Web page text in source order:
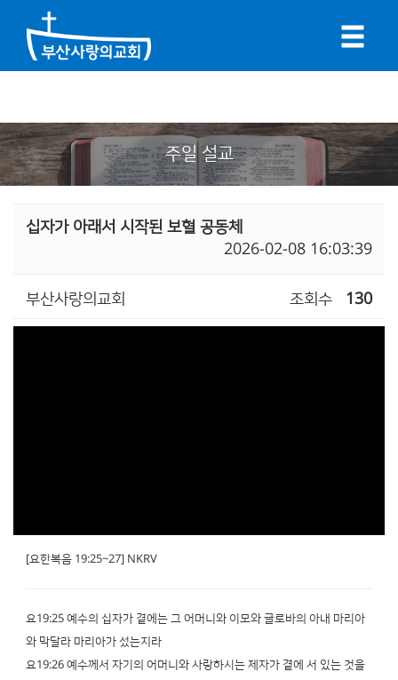
주일 설교
십자가 아래서 시작된 보혈 공동체
2026-02-08 16:03:39
부산사랑의교회 조회수 130
[요한복음 19:25~27] NKRV
요19:25 예수의 십자가 곁에는 그 어머니와 이모와 글로바의 아내 마리아
와 막달라 마리아가 섰는지라
요19:26 예수께서 자기의 어머니와 사랑하시는 제자가 곁에 서 있는 것을